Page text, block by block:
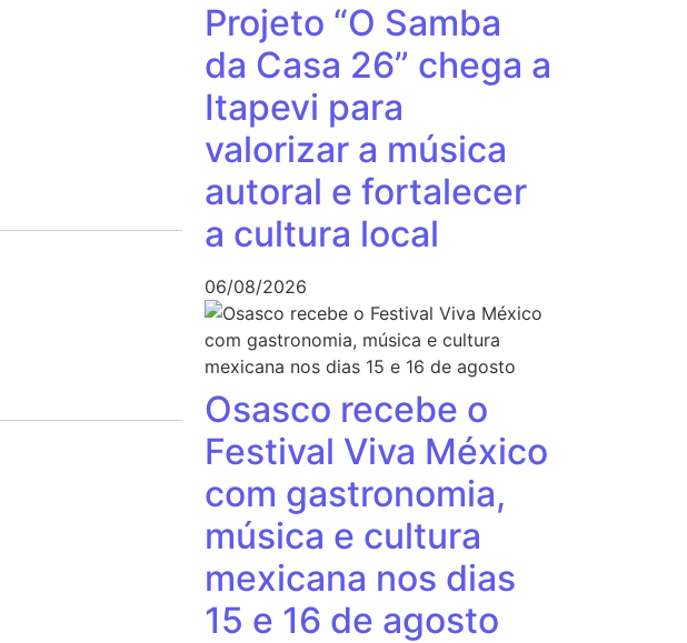
Projeto “O Samba
da Casa 26” chega a
Itapevi para
valorizar a música
autoral e fortalecer
a cultura local
06/08/2026
Osasco recebe o
Festival Viva México
com gastronomia,
música e cultura
mexicana nos dias
15 e 16 de agosto